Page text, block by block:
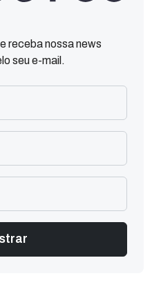
receba nossa news
seu e-mail.